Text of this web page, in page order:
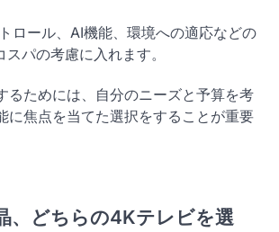
ロール、AI機能、環境への適応などの
パの考慮に入れます。
るためには、自分のニーズと予算を考
に焦点を当てた選択をすることが重要
、どちらの4Kテレビを選